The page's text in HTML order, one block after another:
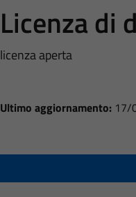
Licenza di
licenza aperta
Ultimo aggiornamento: 17/